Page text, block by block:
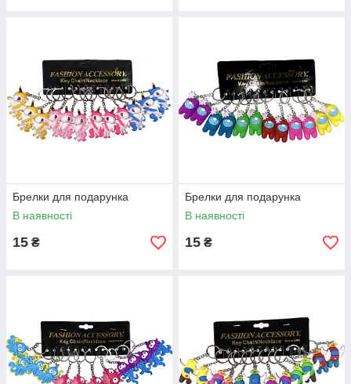
Брелки для подарунка
В наявності
15 ₴
Брелки для подарунка
В наявності
15 ₴